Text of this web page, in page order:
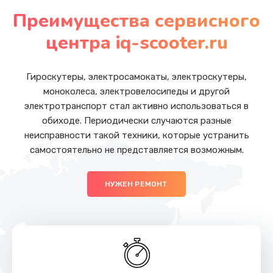
Заказать
от 500 руб.
Заказать
Ремонт цепи питания
от 2200 руб.
Ремонт мультиконтроллера
Замена шлейфа
Преимущества сервисного
центра iq-scooter.ru
Гироскутеры, электросамокаты, электроскутеры,
моноколеса, электровелосипеды и другой
электротранспорт стал активно использоваться в
обиходе. Периодически случаются разные
неисправности такой техники, которые устранить
самостоятельно не представляется возможным.
НУЖЕН РЕМОНТ